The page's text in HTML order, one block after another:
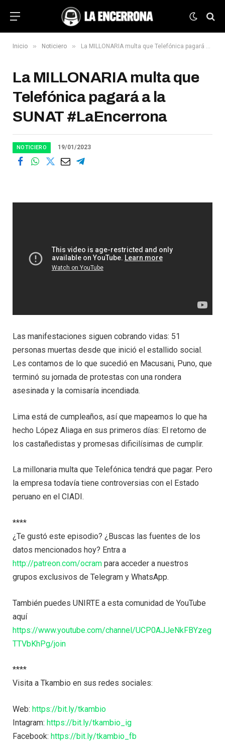
Inicio » Noticiero » La MILLONARIA multa que Telefónica pagará a la SUNAT #LaEncerrona
La MILLONARIA multa que
Telefónica pagará a la
SUNAT #LaEncerrona
NOTICIERO 19/01/2023
Las manifestaciones siguen cobrando vidas: 51
personas muertas desde que inició el estallido social.
Les contamos de lo que sucedió en Macusani, Puno, que
terminó su jornada de protestas con una rondera
asesinada y la comisaría incendiada.
Lima está de cumpleaños, así que mapeamos lo que ha
hecho López Aliaga en sus primeros días: El retorno de
los castañedistas y promesas dificilísimas de cumplir.
La millonaria multa que Telefónica tendrá que pagar. Pero
la empresa todavía tiene controversias con el Estado
peruano en el CIADI.
****
¿Te gustó este episodio? ¿Buscas las fuentes de los
datos mencionados hoy? Entra a
http://patreon.com/ocram para acceder a nuestros
grupos exclusivos de Telegram y WhatsApp.
También puedes UNIRTE a esta comunidad de YouTube
aquí
https://www.youtube.com/channel/UCP0AJJeNkFBYzeg
TTVbKhPg/join
****
Visita a Tkambio en sus redes sociales:
Web: https://bit.ly/tkambio
Intagram: https://bit.ly/tkambio_ig
Facebook: https://bit.ly/tkambio_fb